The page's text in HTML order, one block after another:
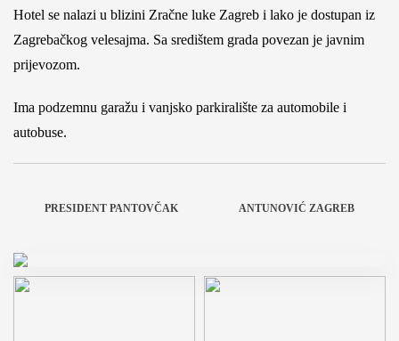
Hotel se nalazi u blizini Zračne luke Zagreb i lako je dostupan iz
Zagrebačkog velesajma. Sa središtem grada povezan je javnim
prijevozom.
Ima podzemnu garažu i vanjsko parkiralište za automobile i
autobuse.
PRESIDENT PANTOVČAK ANTUNOVIĆ ZAGREB